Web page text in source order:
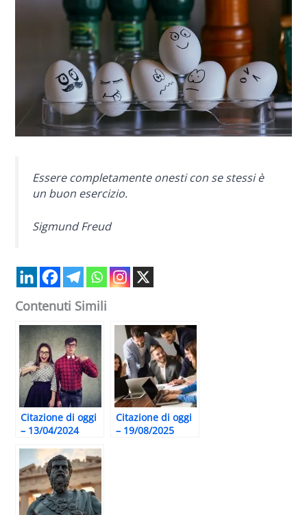
Essere completamente onesti con se stessi è
un buon esercizio.
Sigmund Freud
Contenuti Simili
Citazione di oggi
– 13/04/2024
Citazione di oggi
– 19/08/2025